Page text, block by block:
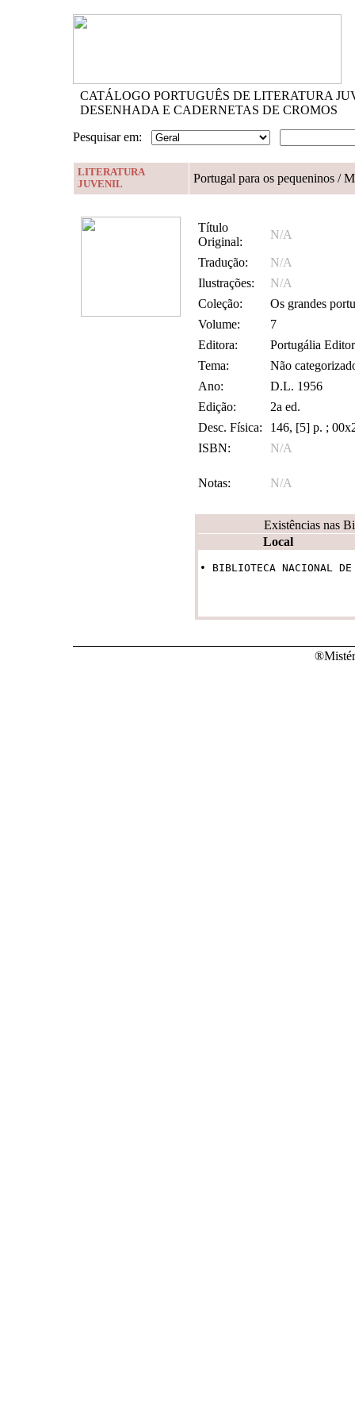
CATÁLOGO PORTUGUÊS DE LITERATURA
DESENHADA E CADERNETAS DE CROMOS
Pesquisar em:
LITERATURA
JUVENIL
Portugal para os pequeninos/
Título
Original:
N/A
Tradução:
N/A
Ilustrações:
N/A
Coleção:
Os grandes
Volume:
7
Editora:
Portugália
Tema:
Não
Ano:
D.L. 1956
Edição:
2a ed.
Desc. Física:
146, [5] p. ;
ISBN:
N/A
Notas: N/A
Existências nas
Local
• BIBLIOTECA NACIONAL